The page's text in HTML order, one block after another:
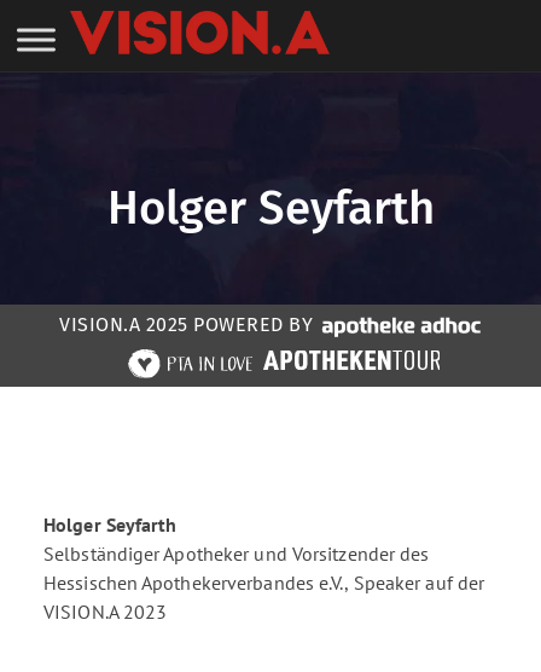
Holger Seyfarth
VISION.A 2025 POWERED BY
Holger Seyfarth
Selbständiger Apotheker und Vorsitzender des
Hessischen Apothekerverbandes e.V., Speaker auf der
VISION.A 2023